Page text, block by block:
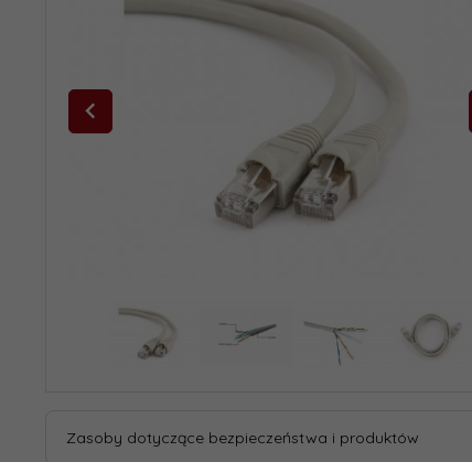
Zasoby dotyczące bezpieczeństwa i produktów